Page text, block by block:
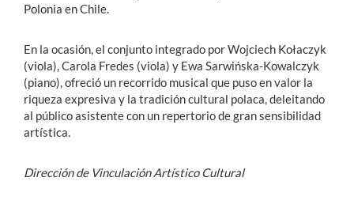
Polonia en Chile.
En la ocasión, el conjunto integrado por Wojciech Kołaczyk
(viola), Carola Fredes (viola) y Ewa Sarwińska-Kowalczyk
(piano), ofreció un recorrido musical que puso en valor la
riqueza expresiva y la tradición cultural polaca, deleitando
al público asistente con un repertorio de gran sensibilidad
artística.
Dirección de Vinculación Artístico Cultural